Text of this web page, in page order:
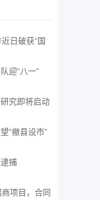
日破获“国
迎“八一”
究即将启动
“撤县设市”
捕
项目，合同